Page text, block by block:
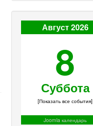
Август 2026
8
Суббота
[Показать все события]
Joomla календарь